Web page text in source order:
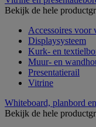
Bekijk de hele
Accessoires voor
Displaysysteem
Kurk- en
Muur- en
Presentatierail
Vitrine
Whiteboard, planbord
Bekijk de hele